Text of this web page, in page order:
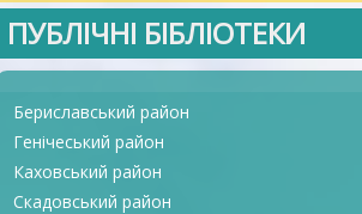
ПУБЛІЧНІ БІБЛІОТЕКИ
Бериславський район
Генічеський район
Каховський район
Скадовський район